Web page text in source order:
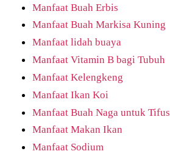
Manfaat Buah Erbis
Manfaat Buah Markisa Kuning
Manfaat lidah buaya
Manfaat Vitamin B bagi Tubuh
Manfaat Kelengkeng
Manfaat Ikan Koi
Manfaat Buah Naga untuk Tifus
Manfaat Makan Ikan
Manfaat Sodium